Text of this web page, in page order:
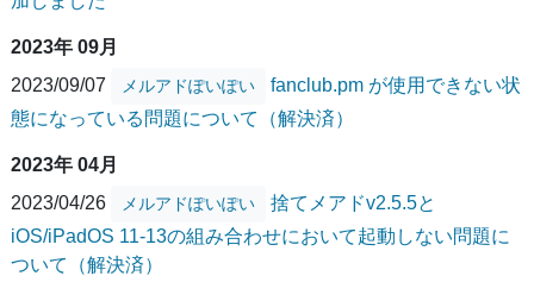
2023年 09月
2023/09/07
メルアドぽいぽい
fanclub.pm が使用できない状
態になっている問題について（解決済）
2023年 04月
2023/04/26
メルアドぽいぽい
捨てメアドv2.5.5と
iOS/iPadOS 11-13の組み合わせにおいて起動しない問題に
ついて（解決済）